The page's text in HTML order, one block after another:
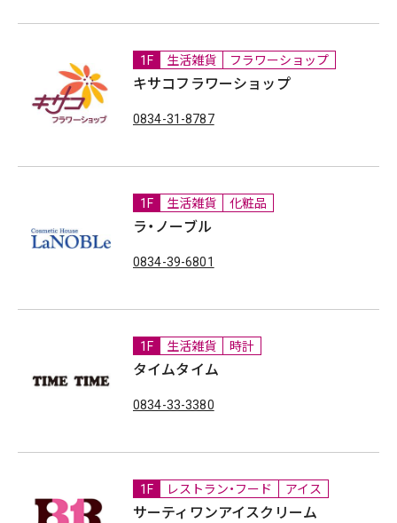
1F 生活雑貨 フラワーショップ
キサコフラワーショップ
0834-31-8787
1F 生活雑貨 化粧品
ラ・ノーブル
0834-39-6801
1F 生活雑貨 時計
タイムタイム
0834-33-3380
1F レストラン・フード アイス
サーティワンアイスクリーム